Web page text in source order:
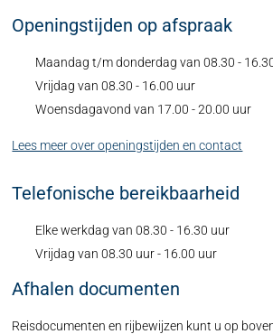
Openingstijden op afspraak
Maandag t/m donderdag van 08.30 -
Vrijdag van 08.30 - 16.00 uur
Woensdagavond van 17.00 - 20.00 uur
Lees meer over openingstijden en contact
Telefonische bereikbaarheid
Elke werkdag van 08.30 - 16.30 uur
Vrijdag van 08.30 uur - 16.00 uur
Afhalen documenten
Reisdocumenten en rijbewijzen kunt u op